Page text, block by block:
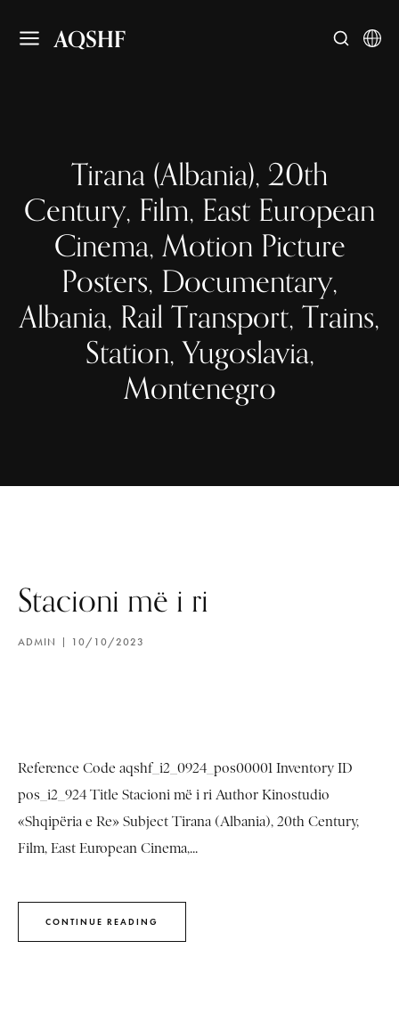
AQSHF
Tirana (Albania), 20th
Century, Film, East European
Cinema, Motion Picture
Posters, Documentary,
Albania, Rail Transport, Trains,
Station, Yugoslavia,
Montenegro
Stacioni më i ri
ADMIN 10/10/2023
Reference Code aqshf_i2_0924_pos00001 Inventory ID
pos_i2_924 Title Stacioni më i ri Author Kinostudio
«Shqipëria e Re» Subject Tirana (Albania), 20th Century,
Film, East European Cinema,...
CONTINUE READING